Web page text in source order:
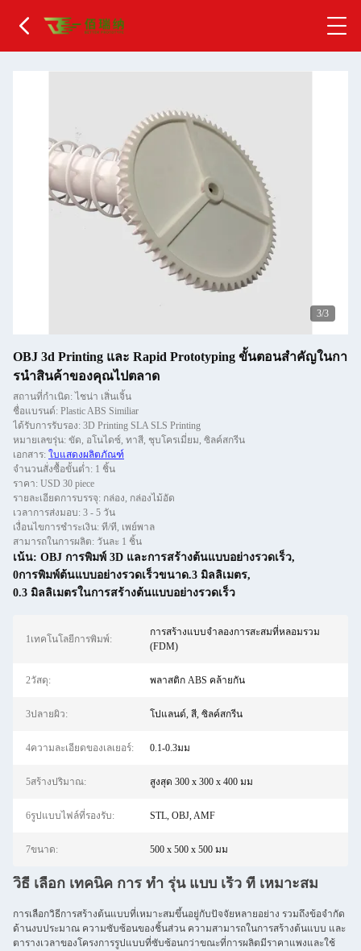
1/3
OBJ 3d Printing และ Rapid Prototyping ขั้นตอนสําคัญในกา
รนําสินค้าของคุณไปตลาด
สถานที่กำเนิด: ไชน่า เสิ่นเจิ้น
ชื่อแบรนด์: Plastic ABS Similiar
ได้รับการรับรอง: 3D Printing SLA SLS Printing
หมายเลขรุ่น: ขัด, อโนไดซ์, ทาสี, ชุบโครเมี่ยม, ซิลค์สกรีน
เอกสาร: ใบแสดงผลิตภัณฑ์
จำนวนสั่งซื้อขั้นต่ำ: 1 ชิ้น
ราคา: USD 30 piece
รายละเอียดการบรรจุ: กล่อง, กล่องไม้อัด
เวลาการส่งมอบ: 3 - 5 วัน
เงื่อนไขการชำระเงิน: ที/ที, เพย์พาล
สามารถในการผลิต: วันละ 1 ชิ้น
เน้น: OBJ การพิมพ์ 3D และการสร้างต้นแบบอย่างรวดเร็ว,
0การพิมพ์ต้นแบบอย่างรวดเร็วขนาด.3 มิลลิเมตร,
0.3 มิลลิเมตรในการสร้างต้นแบบอย่างรวดเร็ว
1เทคโนโลยีการพิมพ์:
การสร้างแบบจำลองการสะสมที่หลอมรวม
(FDM)
2วัสดุ: พลาสติก ABS คล้ายกัน
3ปลายผิว: โปแลนด์, สี, ซิลค์สกรีน
4ความละเอียดของเลเยอร์: 0.1-0.3มม
5สร้างปริมาณ: สูงสุด 300 x 300 x 400 มม
6รูปแบบไฟล์ที่รองรับ: STL, OBJ, AMF
7ขนาด: 500 x 500 x 500 มม
วิธี เลือก เทคนิค การ ทํา รุ่น แบบ เร็ว ที่ เหมาะสม
การเลือกวิธีการสร้างต้นแบบที่เหมาะสมขึ้นอยู่กับปัจจัยหลายอย่าง รวมถึงข้อจํากัด
ด้านงบประมาณ ความซับซ้อนของชิ้นส่วน ความสามารถในการสร้างต้นแบบ และ
ตารางเวลาของโครงการรูปแบบที่ซับซ้อนกว่าขณะที่การผลิตมีราคาแพงและใช้